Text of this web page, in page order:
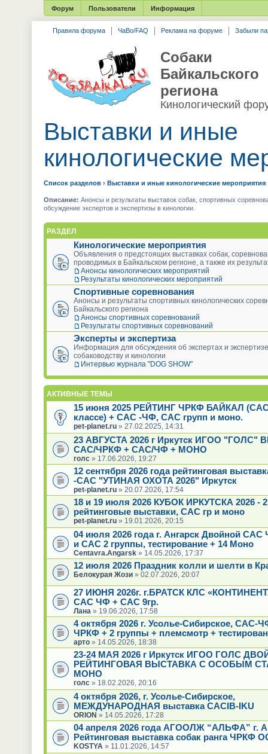
Форум Пользователи Информация
Правила форума ЧаВо/FAQ Реклама на форуме Забыли
Собаки
Байкальского
региона
Кинологический
Выставки и иные
кинологические
Список разделов › Выставки и иные кинологические мероприятия
Описание: Анонсы и результаты выставок собак, спортивных
обсуждение экспертов и экспертизы в кинологии.
РАЗДЕЛ
Кинологические мероприятия
Объявления о предстоящих выставках собак,
проводимых в Байкальском регионе, а также их
Анонсы кинологических мероприятий
Результаты кинологических мероприятий
Спортивные соревнования
Анонсы и результаты спортивных кинологических
Байкальского региона
Анонсы спортивных соревнований
Результаты спортивных соревнований
Эксперты и экспертиза
Информация для обсуждения об экспертах и
собаководству и кинологии
Интервью журнала "DOG SHOW"
АКТИВНЫЕ ТЕМЫ
15 июня 2025 РЕЙТИНГ ЧРКФ БАЙКАЛ
классе) + САС -ЧФ, САС групп и моно.
pet-planet.ru» 27.02.2025, 14:31
23 АВГУСТА 2026 г Иркутск ИГОО "ГОЛС"
САС/ЧРКФ + САС/ЧФ + МОНО
голс» 17.06.2026, 19:27
12 сентября 2026 года рейтинговая
-САС "УТИНАЯ ОХОТА 2026" Иркутск
pet-planet.ru» 20.07.2026, 17:54
18 и 19 июля 2026 КУБОК ИРКУТСКА 2026 - 2
рейтинговые выставки, САС гр и моно
pet-planet.ru» 19.01.2026, 20:15
04 июля 2026 года г. Ангарск Двойной
и САС 2 группы, тестирование + 14 Моно
Centavra.Angarsk» 14.05.2026, 17:37
12 июля 2026 Праздник колли и шелти в
Белокурая Жози» 02.07.2026, 20:07
27 ИЮНЯ 2026г. г.БРАТСК КЛС
САС ЧФ + САС 9гр.
Лана » 19.06.2026, 17:58
4 октября 2026 г. Усолье-Сибирское, САС-
ЧРКФ + 2 группы + племсмотр +
арто» 14.05.2026, 18:38
23-24 МАЯ 2026 г Иркутск ИГОО ГОЛС
РЕЙТИНГОВАЯ ВЫСТАВКА С ОСОБЫМ
МОНО
голс» 18.02.2026, 20:16
4 октября 2026, г. Усолье-Сибирское,
МЕЖДУНАРОДНАЯ выставка CACIB-IKU
ORION » 14.05.2026, 17:28
04 апреля 2026 года АГООЛЖ “АЛЬФА” г.
Рейтинговая выставка собак ранга ЧРКФ
KOSTYA » 11.01.2026, 14:57